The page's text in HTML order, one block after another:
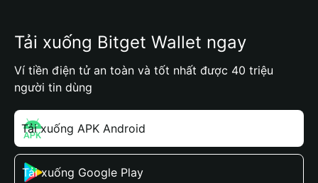
Tải xuống Bitget Wallet ngay
Ví tiền điện tử an toàn và tốt nhất được 40 triệu
người tin dùng
Tải xuống APK Android
Tải xuống Google Play